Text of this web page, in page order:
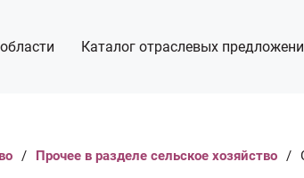
Каталог отраслевых
/ Прочее в разделе сельское хозяйство /